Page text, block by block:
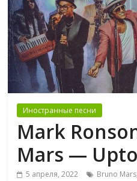
Иностранные песни
Mark
Mars —
5 апреля, 2022 Bruno Mars